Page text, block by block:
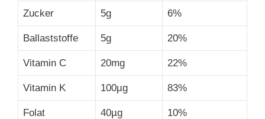
Zucker 5g 6%
Ballaststoffe 5g 20%
Vitamin C 20mg 22%
Vitamin K 100µg 83%
Folat 40µg 10%